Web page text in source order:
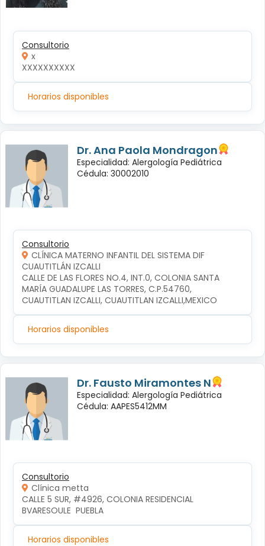
Consultorio
x
XXXXXXXXXX
Horarios disponibles
Dr. Ana Paola Mondragon
Especialidad: Alergología Pediátrica
Cédula: 30002010
Consultorio
CLÍNICA MATERNO INFANTIL DEL SISTEMA DIF
CUAUTITLÁN IZCALLI
CALLE DE LAS FLORES NO.4, INT.0, COLONIA SANTA
MARÍA GUADALUPE LAS TORRES, C.P.54760,
CUAUTITLAN IZCALLI, CUAUTITLAN IZCALLI,MEXICO
Horarios disponibles
Dr. Fausto Miramontes N
Especialidad: Alergología Pediátrica
Cédula: AAPES5412MM
Consultorio
Clínica metta
CALLE 5 SUR, #4926, COLONIA RESIDENCIAL
BVARESOULE  PUEBLA
Horarios disponibles